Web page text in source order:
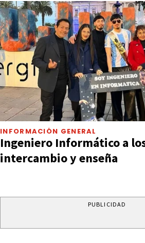
INFORMACIÓN GENERAL
Ingeniero Informático a
intercambio y enseña
PUBLICIDAD